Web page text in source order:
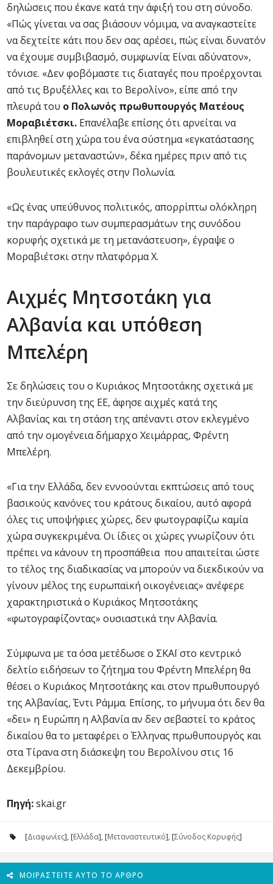
δηλώσεις που έκανε κατά την άφιξή του στη σύνοδο.
«Πώς γίνεται να σας βιάσουν νόμιμα, να αναγκαστείτε
να δεχτείτε κάτι που δεν σας αρέσει, πώς είναι δυνατόν
να έχουμε συμβιβασμό, συμφωνία; Είναι αδύνατον»,
τόνισε. «Δεν φοβόμαστε τις διαταγές που προέρχονται
από τις Βρυξέλλες και το Βερολίνο», είπε από την
πλευρά του ο Πολωνός πρωθυπουργός Ματέους
Μοραβιέτσκι. Επανέλαβε επίσης ότι αρνείται να
επιβληθεί στη χώρα του ένα σύστημα «εγκατάστασης
παράνομων μεταναστών», δέκα ημέρες πριν από τις
βουλευτικές εκλογές στην Πολωνία.
«Ως ένας υπεύθυνος πολιτικός, απορρίπτω ολόκληρη
την παράγραφο των συμπερασμάτων της συνόδου
κορυφής σχετικά με τη μετανάστευση», έγραψε ο
Μοραβιέτσκι στην πλατφόρμα X.
Αιχμές Μητσοτάκη για
Αλβανία και υπόθεση
Μπελέρη
Σε δηλώσεις του ο Κυριάκος Μητσοτάκης σχετικά με
την διεύρυνση της ΕΕ, άφησε αιχμές κατά της
Αλβανίας και τη στάση της απέναντι στον εκλεγμένο
από την ομογένεια δήμαρχο Χειμάρρας, Φρέντη
Μπελέρη.
«Για την Ελλάδα, δεν εννοούνται εκπτώσεις από τους
βασικούς κανόνες του κράτους δικαίου, αυτό αφορά
όλες τις υποψήφιες χώρες, δεν φωτογραφίζω καμία
χώρα συγκεκριμένα. Οι ίδιες οι χώρες γνωρίζουν ότι
πρέπει να κάνουν τη προσπάθεια που απαιτείται ώστε
το τέλος της διαδικασίας να μπορούν να διεκδικούν να
γίνουν μέλος της ευρωπαϊκή οικογένειας» ανέφερε
χαρακτηριστικά ο Κυριάκος Μητσοτάκης
«φωτογραφίζοντας» ουσιαστικά την Αλβανία.
Σύμφωνα με τα όσα μετέδωσε ο ΣΚΑΪ στο κεντρικό
δελτίο ειδήσεων το ζήτημα του Φρέντη Μπελέρη θα
θέσει ο Κυριάκος Μητσοτάκης και στον πρωθυπουργό
της Αλβανίας, Έντι Ράμμα. Επίσης, το μήνυμα ότι δεν θα
«δει» η Ευρώπη η Αλβανία αν δεν σεβαστεί το κράτος
δικαίου θα το μεταφέρει ο Έλληνας πρωθυπουργός και
στα Τίρανα στη διάσκεψη του Βερολίνου στις 16
Δεκεμβρίου.
Πηγή:skai.gr
[Διαφωνίες], [Ελλάδα], [Μεταναστευτικό], [Σύνοδος Κορυφής]
ΜΟΙΡΑΣΤΕΊΤΕ ΑΥΤΌ ΤΟ ΆΡΘΡΟ